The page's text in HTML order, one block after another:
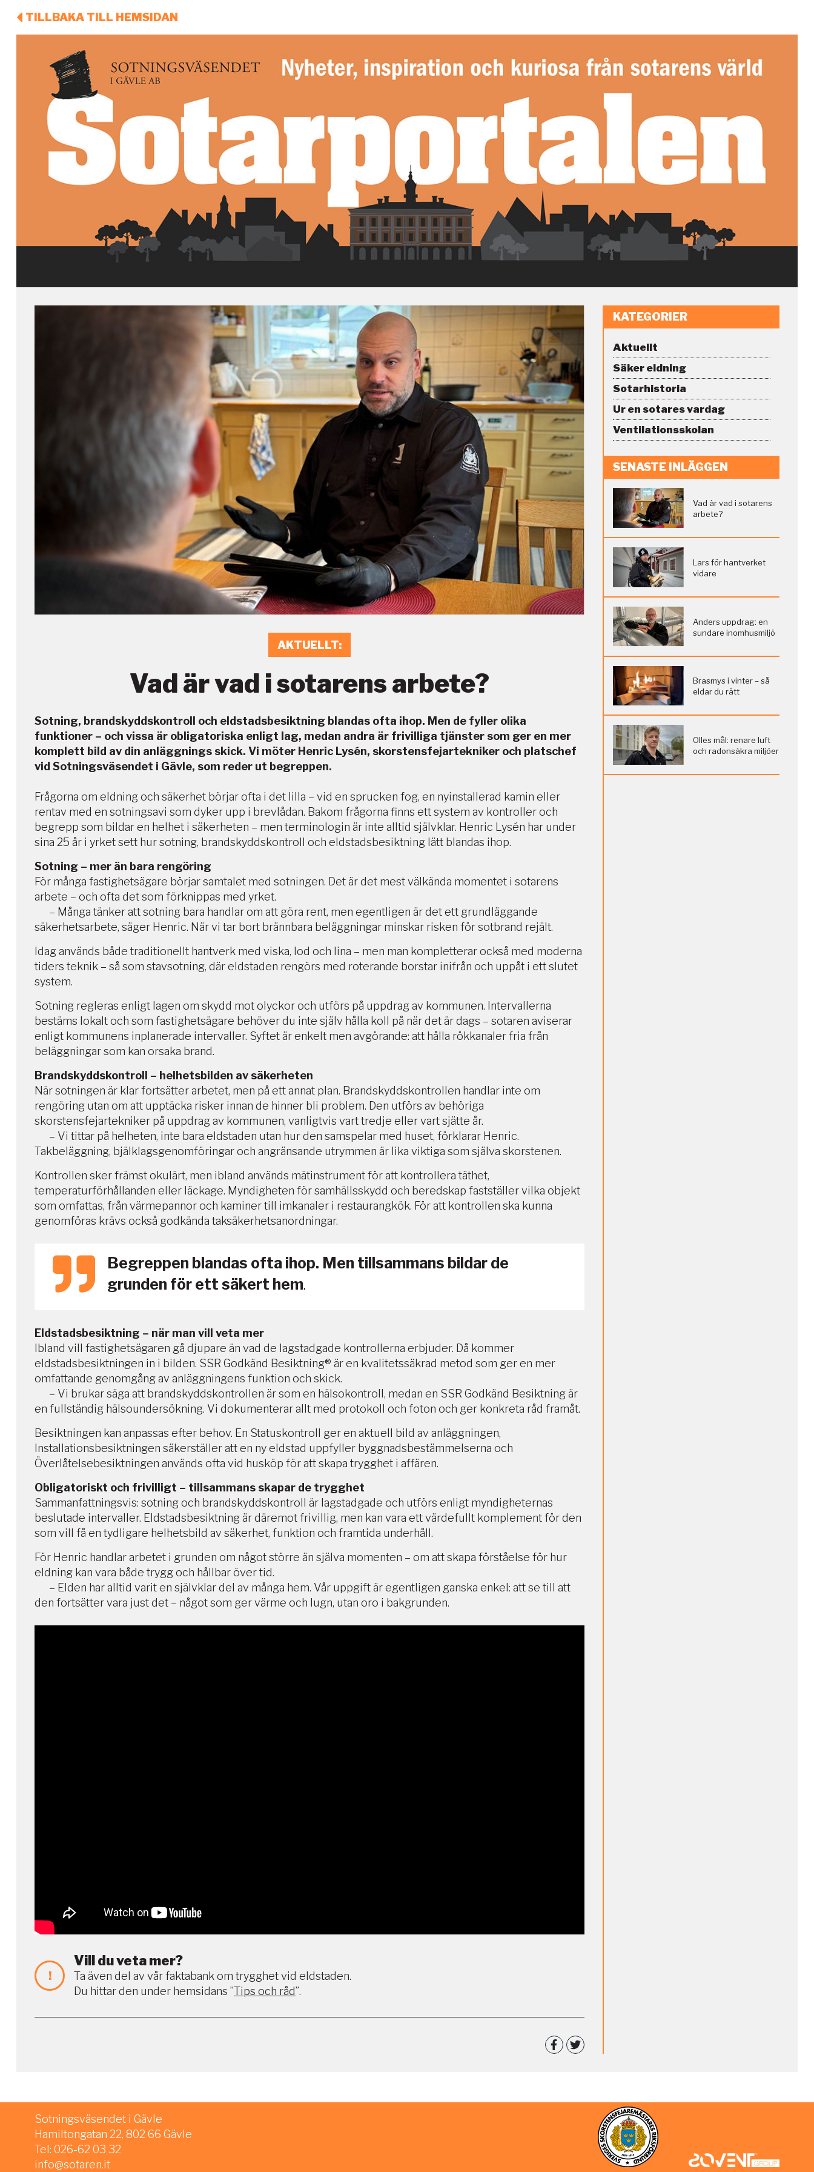
TILLBAKA TILL HEMSIDAN
AKTUELLT
Vad är vad i sotarens arbete?
Sotning, brandskyddskontroll och eldstadsbesiktning blandas ofta ihop. Men de fyller olika
funktioner – och vissa är obligatoriska enligt lag, medan andra är frivilliga tjänster som ger en mer
komplett bild av din anläggnings skick. Vi möter Henric Lysén, skorstensfejartekniker och platschef
vid Sotningsväsendet i Gävle, som reder ut begreppen.
Frågorna om eldning och säkerhet börjar ofta i det lilla – vid en sprucken fog, en nyinstallerad kamin eller
rentav med en sotningsavi som dyker upp i brevlådan. Bakom frågorna finns ett system av kontroller och
begrepp som bildar en helhet i säkerheten – men terminologin är inte alltid självklar. Henric Lysén har under
sina 25 år i yrket sett hur sotning, brandskyddskontroll och eldstadsbesiktning lätt blandas ihop.
Sotning – mer än bara rengöring
För många fastighetsägare börjar samtalet med sotningen. Det är det mest välkända momentet i sotarens
arbete – och ofta det som förknippas med yrket.
– Många tänker att sotning bara handlar om att göra rent, men egentligen är det ett grundläggande
säkerhetsarbete, säger Henric. När vi tar bort brännbara beläggningar minskar risken för sotbrand rejält.
Idag används både traditionellt hantverk med viska, lod och lina – men man kompletterar också med moderna
tiders teknik – så som stavsotning, där eldstaden rengörs med roterande borstar inifrån och uppåt i ett slutet
system.
Sotning regleras enligt lagen om skydd mot olyckor och utförs på uppdrag av kommunen. Intervallerna
bestäms lokalt och som fastighetsägare behöver du inte själv hålla koll på när det är dags – sotaren aviserar
enligt kommunens inplanerade intervaller. Syftet är enkelt men avgörande: att hålla rökkanaler fria från
beläggningar som kan orsaka brand.
Brandskyddskontroll – helhetsbilden av säkerheten
När sotningen är klar fortsätter arbetet, men på ett annat plan. Brandskyddskontrollen handlar inte om
rengöring utan om att upptäcka risker innan de hinner bli problem. Den utförs av behöriga
skorstensfejartekniker på uppdrag av kommunen, vanligtvis vart tredje eller vart sjätte år.
– Vi tittar på helheten, inte bara eldstaden utan hur den samspelar med huset, förklarar Henric.
Takbeläggning, bjälklagsgenomföringar och angränsande utrymmen är lika viktiga som själva skorstenen.
Kontrollen sker främst okulärt, men ibland används mätinstrument för att kontrollera täthet,
temperaturförhållanden eller läckage. Myndigheten för samhällsskydd och beredskap fastställer vilka objekt
som omfattas, från värmepannor och kaminer till imkanaler i restaurangkök. För att kontrollen ska kunna
genomföras krävs också godkända taksäkerhetsanordningar.
Begreppen blandas ofta ihop. Men tillsammans bildar de
grunden för ett säkert hem.
Eldstadsbesiktning – när man vill veta mer
Ibland vill fastighetsägaren gå djupare än vad de lagstadgade kontrollerna erbjuder. Då kommer
eldstadsbesiktningen in i bilden. SSR Godkänd Besiktning® är en kvalitetssäkrad metod som ger en mer
omfattande genomgång av anläggningens funktion och skick.
– Vi brukar säga att brandskyddskontrollen är som en hälsokontroll, medan en SSR Godkänd Besiktning är
en fullständig hälsoundersökning. Vi dokumenterar allt med protokoll och foton och ger konkreta råd framåt.
Besiktningen kan anpassas efter behov. En Statuskontroll ger en aktuell bild av anläggningen,
Installationsbesiktningen säkerställer att en ny eldstad uppfyller byggnadsbestämmelserna och
Överlåtelsebesiktningen används ofta vid husköp för att skapa trygghet i affären.
Obligatoriskt och frivilligt – tillsammans skapar de trygghet
Sammanfattningsvis: sotning och brandskyddskontroll är lagstadgade och utförs enligt myndigheternas
beslutade intervaller. Eldstadsbesiktning är däremot frivillig, men kan vara ett värdefullt komplement för den
som vill få en tydligare helhetsbild av säkerhet, funktion och framtida underhåll.
För Henric handlar arbetet i grunden om något större än själva momenten – om att skapa förståelse för hur
eldning kan vara både trygg och hållbar över tid.
– Elden har alltid varit en självklar del av många hem. Vår uppgift är egentligen ganska enkel: att se till att
den fortsätter vara just det – något som ger värme och lugn, utan oro i bakgrunden.
!
Vill du veta mer?
Ta även del av vår faktabank om trygghet vid eldstaden.
Du hittar den under hemsidans ”Tips och råd”.
KATEGORIER
Aktuellt
Säker eldning
Sotarhistoria
Ur en sotares vardag
Ventilationsskolan
SENASTE INLÄGGEN
Vad är vad i sotarens
arbete?
Lars för hantverket
vidare
Anders uppdrag: en
sundare inomhusmiljö
Brasmys i vinter – så
eldar du rätt
Olles mål: renare luft
och radonsäkra miljöer
Sotningsväsendet i Gävle
Hamiltongatan 22, 802 66 Gävle
Tel: 026-62 03 32
info@sotaren.it